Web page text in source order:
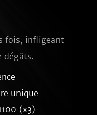
fois, infligeant
dégâts.
unique
(x3)